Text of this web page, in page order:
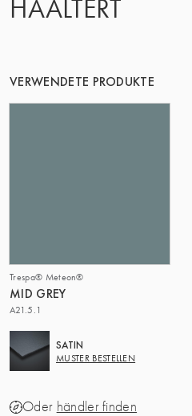
HAALTERT
VERWENDETE PRODUKTE
Trespa® Meteon®
MID GREY
A21.5.1
SATIN
MUSTER BESTELLEN
Oder händler finden